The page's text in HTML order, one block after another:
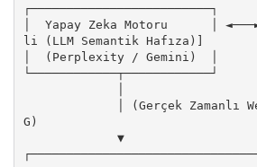
┌─────────────────────────┐
│  Yapay Zeka Motoru      │
li (LLM Semantik Hafıza)]
│  (Perplexity / Gemini)  │
└────────────┬────────────┘
G)